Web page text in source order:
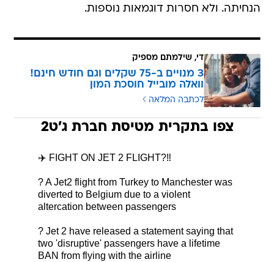
הנחיתה. ולא חסרות דוגמאות נוספות.
די, שילמתם מספיק
3 מנויים ב-75 שקלים וגם חודש חינם!
וואלה מובייל חוסכת המון
לכתבה המלאה
צפו בתקרית מטיסת חברת ג'ט2
✈️ FIGHT ON JET 2 FLIGHT?‼️
? A Jet2 flight from Turkey to Manchester was
diverted to Belgium due to a violent
altercation between passengers
? Jet 2 have released a statement saying that
two 'disruptive' passengers have a lifetime
BAN from flying with the airline